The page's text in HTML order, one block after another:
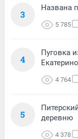
3
Названа
5 785
4
Пуговка
4 764
5
деревню
4 378